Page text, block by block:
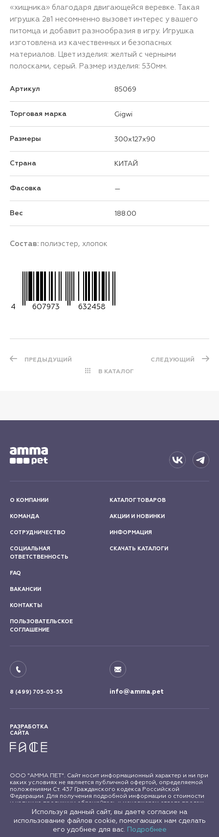
«хищника» благодаря двигающейся веревке. Такая
игрушка 2в1 несомненно вызовет интерес у вашего
питомца и добавит разнообразия в игру. Игрушка
изготовлена из качественных и безопасных
материалов. Цвет изделия: желтый с черными
полосками, серый. Размер изделия: 530мм.
Артикул 85069
Торговая марка Gigwi
Размеры 300x127x90
Страна КИТАЙ
Фасовка —
Вес 188.00
Состав: полиэстер, хлопок
4 607973 632458
ПРЕДЫДУЩИЙ
В КАТАЛОГ
СЛЕДУЮЩИЙ
О КОМПАНИИ
КОМАНДА
СОТРУДНИЧЕСТВО
СОЦИАЛЬНАЯ
ОТВЕТСТВЕННОСТЬ
КАТАЛОГ ТОВАРОВ
АКЦИИ И НОВИНКИ
ИНФОРМАЦИЯ
СКАЧАТЬ КАТАЛОГИ
FAQ
ВАКАНСИИ
КОНТАКТЫ
ПОЛЬЗОВАТЕЛЬСКОЕ
СОГЛАШЕНИЕ
8 (499) 705-03-55 info@amma.pet
РАЗРАБОТКА
САЙТА
ООО "АММА ПЕТ". Сайт носит информационный характер и ни при
каких условиях не является публичной офертой, определяемой
положениями Ст. 437 Гражданского кодекса Российской
Федерации. Для получения подробной информации о стоимости
и наличию продукции обращайтесь к менеджерам отдела продаж
"АММА ПЕТ". Все права на материалы сайта amma.pet защищены в
соответствии с российским и международным законодательством
об авторском праве и смежных правах. Любое использование
материалов сайта допускается только с письменного согласия
Используя данный сайт, вы даете согласие на
использование файлов cookie, помогающих нам сделать
его удобнее для вас. Подробнее